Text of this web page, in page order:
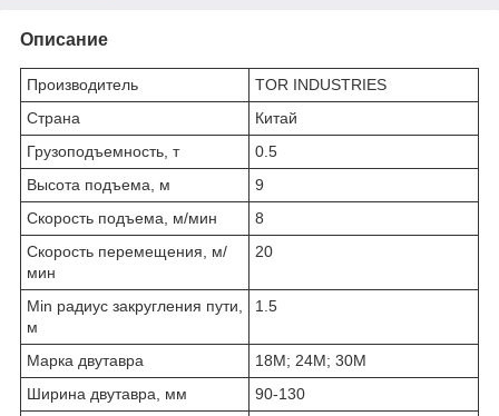
Описание
Производитель
TOR INDUSTRIES
Страна
Китай
Грузоподъемность, т
0.5
Высота подъема, м
9
Скорость подъема, м/мин
8
Скорость перемещения, м/
мин
20
Min радиус закругления пути,
м
1.5
Марка двутавра
18М; 24М; 30М
Ширина двутавра, мм
90-130